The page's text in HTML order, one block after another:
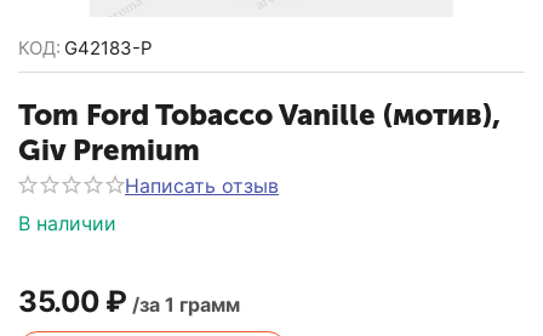
КОД: G42183-P
Tom Ford Tobacco Vanille (мотив),
Giv Premium
Написать отзыв
В наличии
35.00 ₽ /за 1 грамм